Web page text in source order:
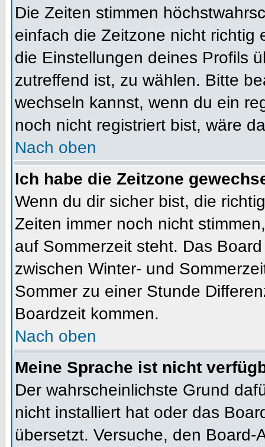
Die Zeiten stimmen
einfach die Zeitzone nicht richtig
die Einstellungen deines Profils
zutreffend ist, zu wählen. Bitte
wechseln kannst, wenn du ein
noch nicht registriert bist, wäre
Nach oben
Ich habe die Zeitzone
Wenn du dir sicher bist, die
Zeiten immer noch nicht
auf Sommerzeit steht. Das
zwischen Winter- und
Sommer zu einer Stunde
Boardzeit kommen.
Nach oben
Meine Sprache ist nicht
Der wahrscheinlichste Grund
nicht installiert hat oder das
übersetzt. Versuche, den